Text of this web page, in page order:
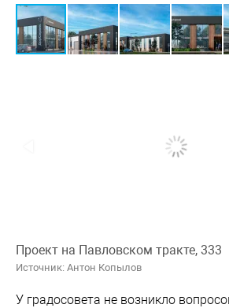
Проект на Павловском тракте, 333
Источник: Антон Копылов
У градосовета не возникло